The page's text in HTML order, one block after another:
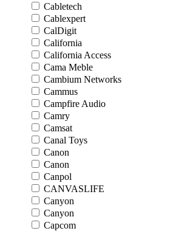
Cabletech
Cablexpert
CalDigit
California
California Access
Cama Meble
Cambium Networks
Cammus
Campfire Audio
Camry
Camsat
Canal Toys
Canon
Canon
Canpol
CANVASLIFE
Canyon
Canyon
Capcom